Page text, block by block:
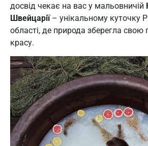
досвід чекає на вас у мальовничій
Швейцарії– унікальному куточку
області, де природа зберегла свою
красу.